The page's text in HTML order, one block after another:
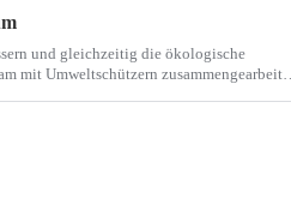
und gleichzeitig die ökologische
mit Umweltschützern zusammengearbeitet,